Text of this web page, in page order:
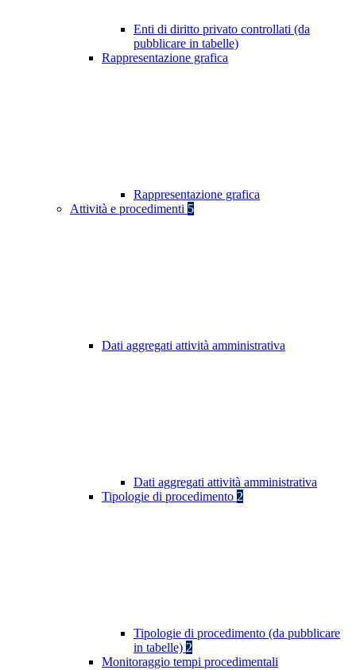
Enti di diritto privato controllati (da
pubblicare in tabelle)
Rappresentazione grafica
Rappresentazione grafica
Attività e procedimenti 5
Dati aggregati attività amministrativa
Dati aggregati attività amministrativa
Tipologie di procedimento 2
Tipologie di procedimento (da pubblicare
in tabelle) 2
Monitoraggio tempi procedimentali